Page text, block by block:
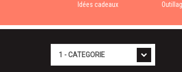
Idées cadeaux